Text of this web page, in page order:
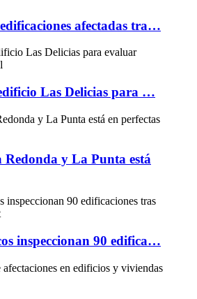
afectadas tra…
Las Delicias para …
y La Punta está
inspeccionan 90 edifica…